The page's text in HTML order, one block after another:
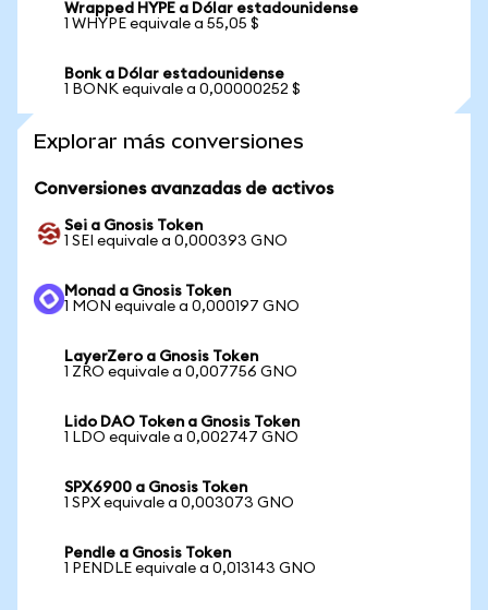
Wrapped HYPE a Dólar estadounidense
1 WHYPE equivale a 55,05 $
Bonk a Dólar estadounidense
1 BONK equivale a 0,00000252 $
Explorar más conversiones
Conversiones avanzadas de activos
Sei a Gnosis Token
1 SEI equivale a 0,000393 GNO
Monad a Gnosis Token
1 MON equivale a 0,000197 GNO
LayerZero a Gnosis Token
1 ZRO equivale a 0,007756 GNO
Lido DAO Token a Gnosis Token
1 LDO equivale a 0,002747 GNO
SPX6900 a Gnosis Token
1 SPX equivale a 0,003073 GNO
Pendle a Gnosis Token
1 PENDLE equivale a 0,013143 GNO